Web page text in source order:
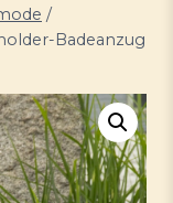
/
Badeanzug